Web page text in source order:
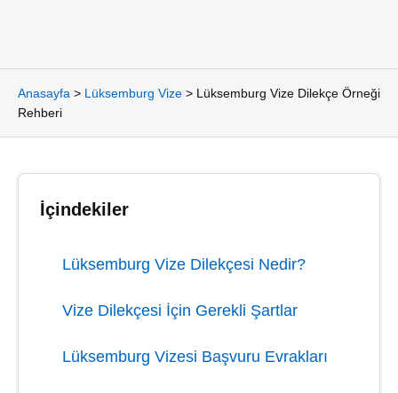
Anasayfa > Lüksemburg Vize > Lüksemburg Vize Dilekçe Örneği
Rehberi
İçindekiler
Lüksemburg Vize Dilekçesi Nedir?
Vize Dilekçesi İçin Gerekli Şartlar
Lüksemburg Vizesi Başvuru Evrakları